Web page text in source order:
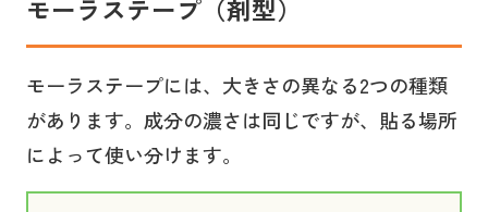
モーラステープ（剤型）
モーラステープには、大きさの異なる2つの種類
があります。成分の濃さは同じですが、貼る場所
によって使い分けます。